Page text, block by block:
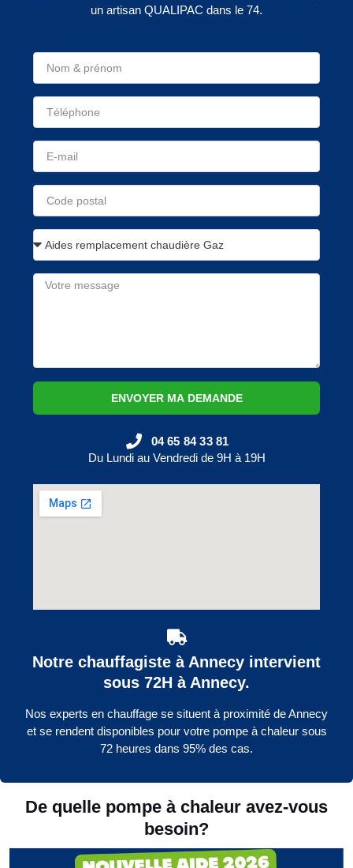
De quelle pompe à chaleur avez-vous
besoin?
un artisan QUALIPAC dans le 74.
ENVOYER MA DEMANDE
04 65 84 33 81
Du Lundi au Vendredi de 9H à 19H
Notre chauffagiste à Annecy intervient
sous 72H à Annecy.
Nos experts en chauffage se situent à proximité de Annecy
et se rendent disponibles pour votre pompe à chaleur sous
72 heures dans 95% des cas.